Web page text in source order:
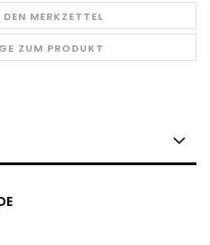
DEN MERKZETTEL
ZUM PRODUKT